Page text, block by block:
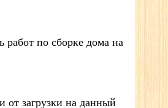
работ по сборке дома на
от загрузки на данный